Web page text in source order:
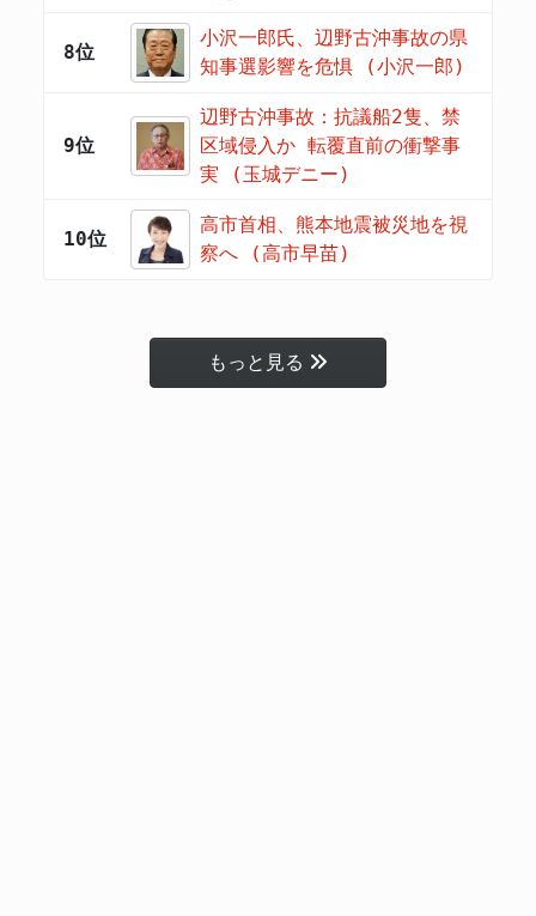
8位
小沢一郎氏、辺野古沖事故の県
知事選影響を危惧 (小沢一郎)
9位
辺野古沖事故：抗議船2隻、禁
区域侵入か 転覆直前の衝撃事
実 (玉城デニー)
10位
高市首相、熊本地震被災地を視
察へ (高市早苗)
もっと見る